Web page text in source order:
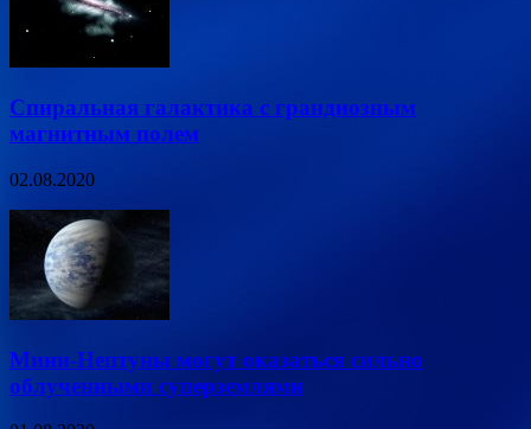
Спиральная галактика с грандиозным
магнитным полем
02.08.2020
Мини-Нептуны могут оказаться сильно
облученными суперземлями